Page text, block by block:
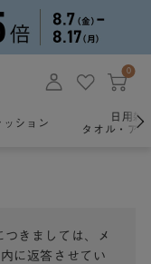
0
ッション
日用雑
タオル・ア
きましては、メ
に返答させてい